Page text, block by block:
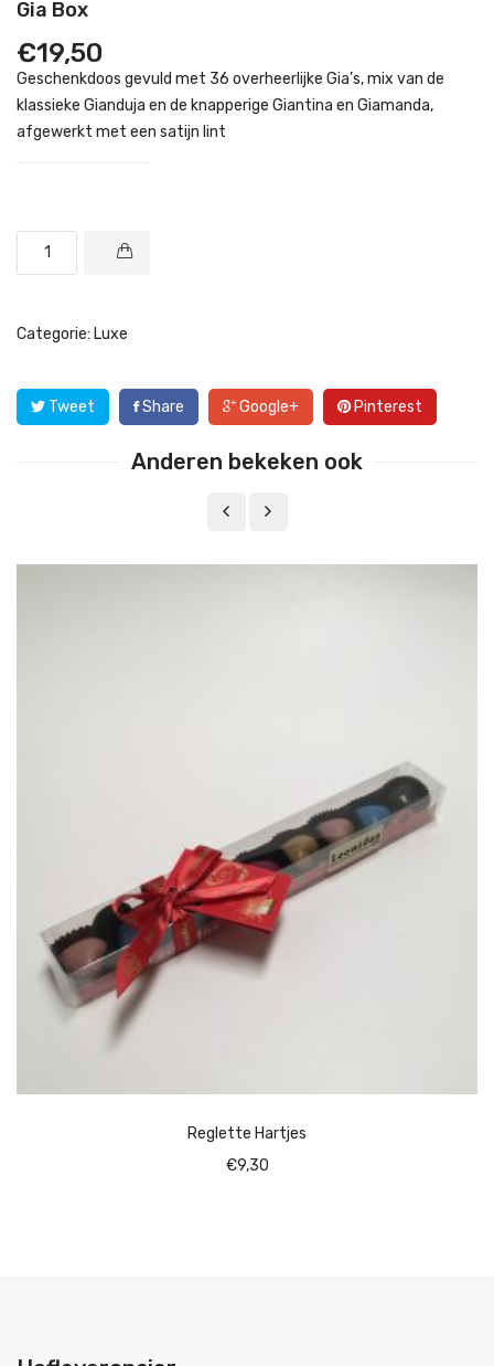
Gia Box
€19,50
Geschenkdoos gevuld met 36 overheerlijke Gia’s, mix van de
klassieke Gianduja en de knapperige Giantina en Giamanda,
afgewerkt met een satijn lint
Categorie: Luxe
Tweet Share Google+ Pinterest
Anderen bekeken ook
Reglette Hartjes
€9,30